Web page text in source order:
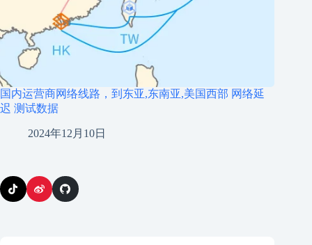
国内运营商网络线路，到东亚,东南亚,美国西部 网络延
迟 测试数据
2024年12月10日